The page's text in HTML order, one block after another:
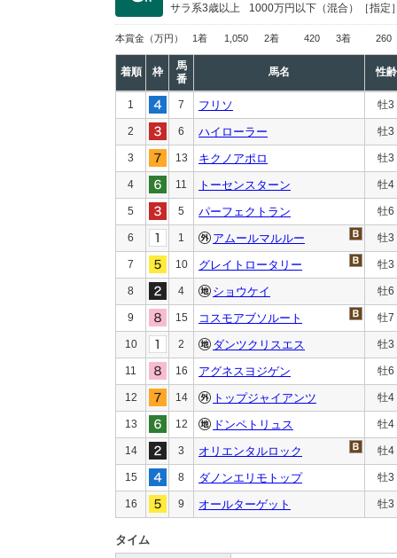
サラ系3歳以上 1000万円以下 （混合）［指定
本賞金 （万円） 1着 1,050 2着 420 3着 260
着順 枠
馬
番
馬名 性齢
1 7 フリソ 牡3
2 6 ハイローラー 牡3
3 13 キクノアポロ 牡3
4 11 トーセンスターン 牡4
5 5 パーフェクトラン 牡6
6 1 アムールマルルー 牡3
7 10 グレイトロータリー 牡3
8 4 ショウケイ 牡6
9 15 コスモアブソルート 牡7
10 2 ダンツクリスエス 牡3
11 16 アグネスヨジゲン 牡6
12 14 トップジャイアンツ 牡4
13 12 ドンペトリュス 牡4
14 3 オリエンタルロック 牡4
15 8 ダノンエリモトップ 牡3
16 9 オールターゲット 牡3
タイム